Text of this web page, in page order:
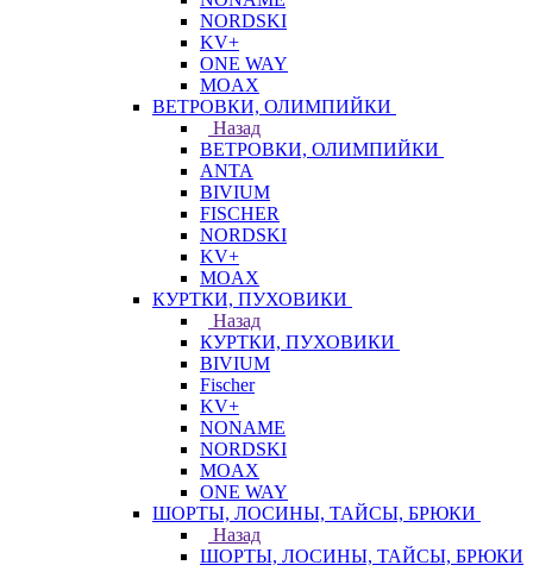
NORDSKI
KV+
ONE WAY
MOAX
ВЕТРОВКИ, ОЛИМПИЙКИ
Назад
ВЕТРОВКИ, ОЛИМПИЙКИ
ANTA
BIVIUM
FISCHER
NORDSKI
KV+
MOAX
КУРТКИ, ПУХОВИКИ
Назад
КУРТКИ, ПУХОВИКИ
BIVIUM
Fischer
KV+
NONAME
NORDSKI
MOAX
ONE WAY
ШОРТЫ, ЛОСИНЫ, ТАЙСЫ, БРЮКИ
Назад
ШОРТЫ, ЛОСИНЫ, ТАЙСЫ, БРЮКИ